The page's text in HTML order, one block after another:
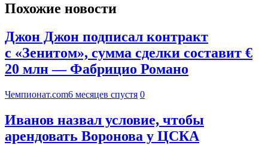
Похожие новости
Джон Джон подписал контракт
с «Зенитом», сумма сделки составит €
20 млн — Фабрицио Романо
Чемпионат.com6 месяцев спустя 0
Иванов назвал условие, чтобы
арендовать Воронова у ЦСКА